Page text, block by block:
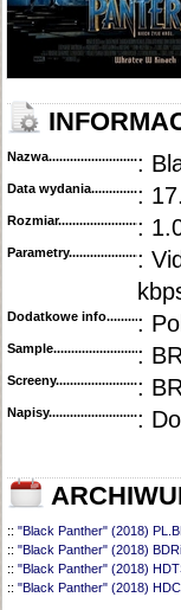
:
Data :
:
:
Dodatkowe :
:
:
:
:: "Black Panther" (2018)
:: "Black Panther" (2018)
:: "Black Panther" (2018)
:: "Black Panther" (2018)